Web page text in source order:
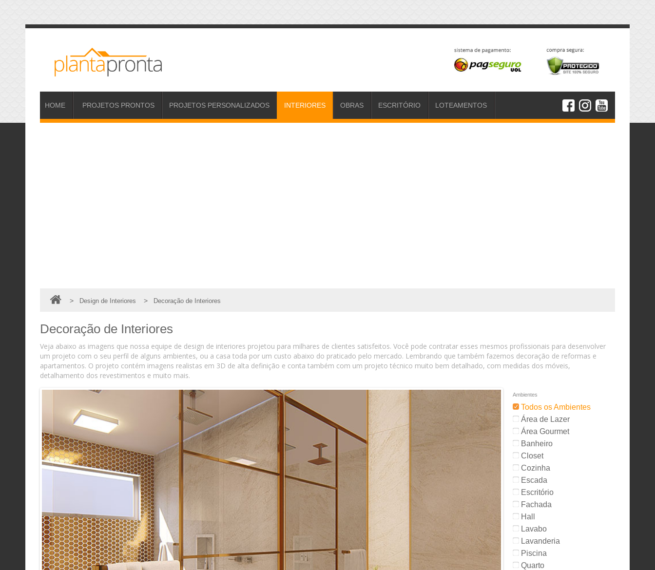
HOME PROJETOS PRONTOS PROJETOS PERSONALIZADOS INTERIORES OBRAS ESCRITÓRIO LOTEAMENTOS
> Design de Interiores > Decoração de Interiores
Decoração de Interiores
Veja abaixo as imagens que nossa equipe de design de interiores projetou para milhares de clientes satisfeitos. Você pode contratar esses mesmos profissionais para desenvolver
um projeto com o seu perfil de alguns ambientes, ou a casa toda por um custo abaixo do praticado pelo mercado. Lembrando que também fazemos decoração de reformas e
apartamentos. O projeto contém imagens realistas em 3D de alta definição e conta também com um projeto técnico muito bem detalhado, com medidas dos móveis,
detalhamento dos revestimentos e muito mais.
Ambientes
Todos os Ambientes
Área de Lazer
Área Gourmet
Banheiro
Closet
Cozinha
Escada
Escritório
Fachada
Hall
Lavabo
Lavanderia
Piscina
Quarto